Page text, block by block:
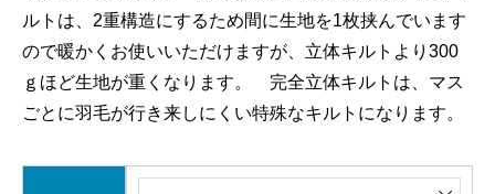
ルトは、2重構造にするため間に生地を1枚挟んでいます
ので暖かくお使いいただけますが、立体キルトより300
ｇほど生地が重くなります。 完全立体キルトは、マス
ごとに羽毛が行き来しにくい特殊なキルトになります。